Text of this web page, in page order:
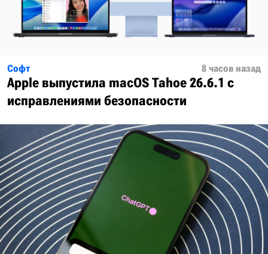
Софт 8 часов назад
Apple выпустила macOS Tahoe 26.6.1 с
исправлениями безопасности